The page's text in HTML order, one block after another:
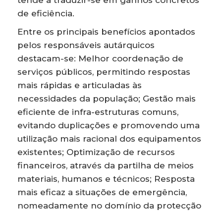
de eficiência.
Entre os principais benefícios apontados
pelos responsáveis autárquicos
destacam-se: Melhor coordenação de
serviços públicos, permitindo respostas
mais rápidas e articuladas às
necessidades da população; Gestão mais
eficiente de infra-estruturas comuns,
evitando duplicações e promovendo uma
utilização mais racional dos equipamentos
existentes; Optimização de recursos
financeiros, através da partilha de meios
materiais, humanos e técnicos; Resposta
mais eficaz a situações de emergência,
nomeadamente no domínio da protecção